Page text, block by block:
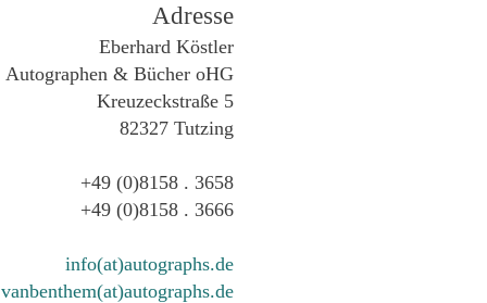
Adresse
Eberhard Köstler
Autographen & Bücher oHG
Kreuzeckstraße 5
82327 Tutzing
+49 (0)8158 . 3658
+49 (0)8158 . 3666
info(at)autographs.de
vanbenthem(at)autographs.de